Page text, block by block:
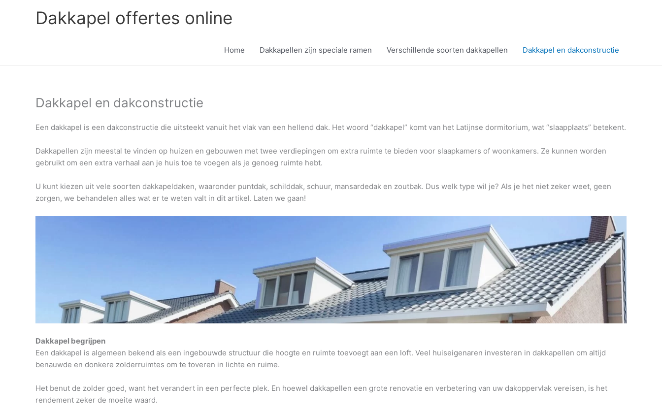
Dakkapel offertes online
Home Dakkapellen zijn speciale ramen Verschillende soorten dakkapellen Dakkapel en dakconstructie
Dakkapel en dakconstructie
Een dakkapel is een dakconstructie die uitsteekt vanuit het vlak van een hellend dak. Het woord “dakkapel” komt van het Latijnse dormitorium, wat “slaapplaats” betekent.
Dakkapellen zijn meestal te vinden op huizen en gebouwen met twee verdiepingen om extra ruimte te bieden voor slaapkamers of woonkamers. Ze kunnen worden
gebruikt om een ​​extra verhaal aan je huis toe te voegen als je genoeg ruimte hebt.
U kunt kiezen uit vele soorten dakkapeldaken, waaronder puntdak, schilddak, schuur, mansardedak en zoutbak. Dus welk type wil je? Als je het niet zeker weet, geen
zorgen, we behandelen alles wat er te weten valt in dit artikel. Laten we gaan!
Dakkapel begrijpen
Een dakkapel is algemeen bekend als een ingebouwde structuur die hoogte en ruimte toevoegt aan een loft. Veel huiseigenaren investeren in dakkapellen om altijd
benauwde en donkere zolderruimtes om te toveren in lichte en ruime.
Het benut de zolder goed, want het verandert in een perfecte plek. En hoewel dakkapellen een grote renovatie en verbetering van uw dakoppervlak vereisen, is het
rendement zeker de moeite waard.